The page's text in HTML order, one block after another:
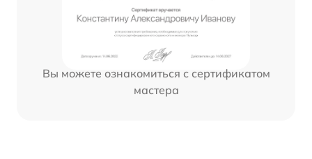
Вы можете ознакомиться с сертификатом
мастера